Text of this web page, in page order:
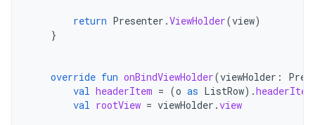
return Presenter .ViewHolder(view)
}
override fun onBindViewHolder(viewHolder :
val headerItem = (o as ListRow).headerItem
val rootView = viewHolder .view